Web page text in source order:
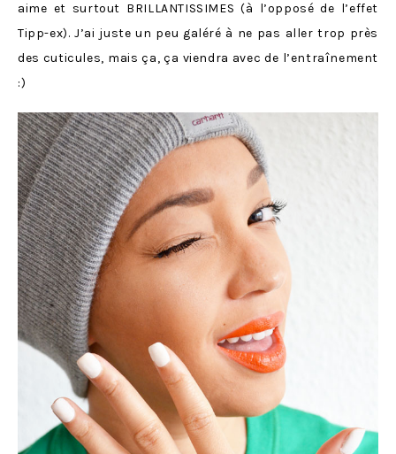
aime et surtout BRILLANTISSIMES (à l’opposé de l’effet
Tipp-ex). J’ai juste un peu galéré à ne pas aller trop près
des cuticules, mais ça, ça viendra avec de l’entraînement
:)